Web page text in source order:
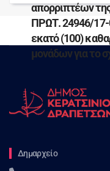
απορριπτέων
ΠΡΩΤ. 24946/17-
εκατό (100)
μονάδων για το
Δημαρχείο